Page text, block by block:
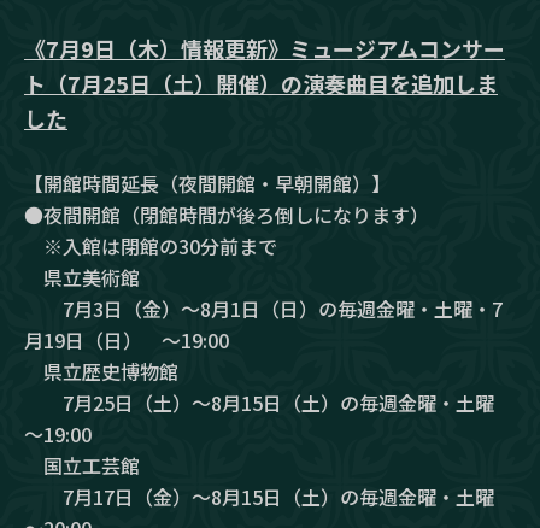
《7月9日（木）情報更新》ミュージアムコンサー
ト（7月25日（土）開催）の演奏曲目を追加しま
した
【開館時間延長（夜間開館・早朝開館）】
●夜間開館（閉館時間が後ろ倒しになります）
※入館は閉館の30分前まで
県立美術館
7月3日（金）～8月1日（日）の毎週金曜・土曜・7
月19日（日） ～19:00
県立歴史博物館
7月25日（土）～8月15日（土）の毎週金曜・土曜
～19:00
国立工芸館
7月17日（金）～8月15日（土）の毎週金曜・土曜